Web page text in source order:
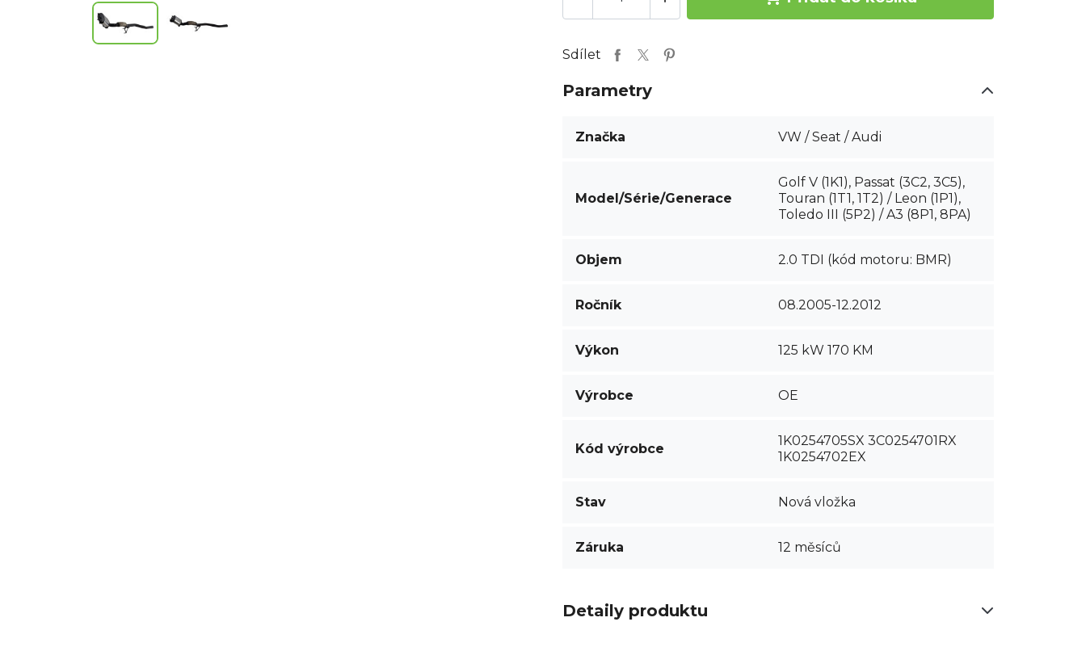
Sdílet
Parametry
Značka VW / Seat / Audi
Model/Série/Generace
Golf V (1K1), Passat (3C2, 3C5),
Touran (1T1, 1T2) / Leon (1P1),
Toledo III (5P2) / A3 (8P1, 8PA)
Objem 2.0 TDI (kód motoru: BMR)
Ročník 08.2005-12.2012
Výkon 125 kW 170 KM
Výrobce OE
Kód výrobce
1K0254705SX 3C0254701RX
1K0254702EX
Stav Nová vložka
Záruka 12 měsíců
Detaily produktu